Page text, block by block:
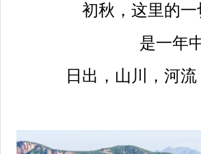
初秋，这里的
是一年
日出，山川，河